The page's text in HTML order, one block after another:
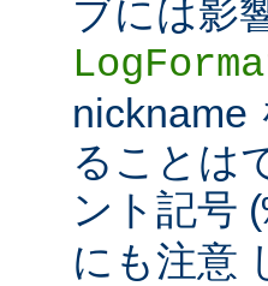
ブには影
nickname
ることは
ント記号 (
にも注意